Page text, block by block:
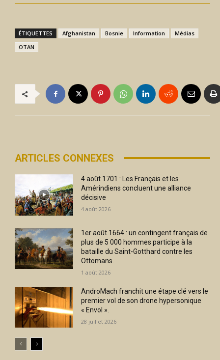
ÉTIQUETTES Afghanistan Bosnie Information
Médias
OTAN
ARTICLES CONNEXES
4 août 1701 : Les Français et les
Amérindiens concluent une alliance
décisive
4 août 2026
1er août 1664 : un contingent français de
plus de 5 000 hommes participe à la
bataille du Saint-Gotthard contre les
Ottomans.
1 août 2026
AndroMach franchit une étape clé vers le
premier vol de son drone hypersonique
« Envol ».
28 juillet 2026